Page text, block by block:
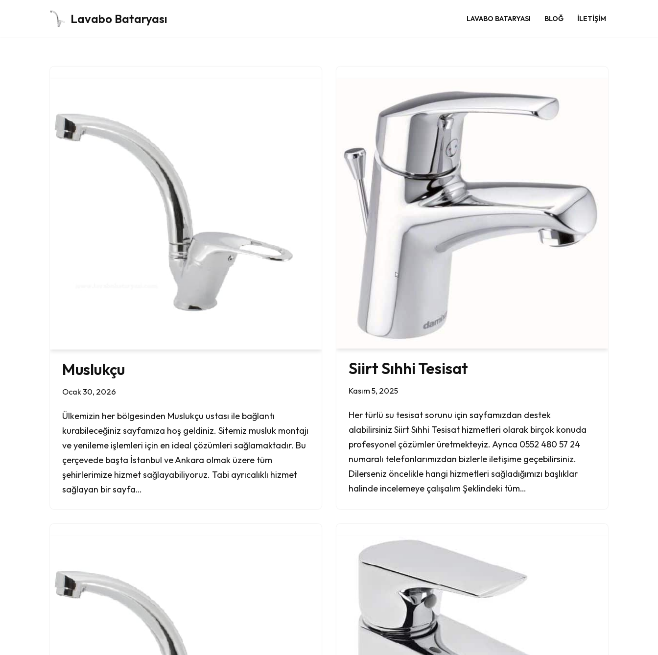
Lavabo Bataryası LAVABO BATARYASI BLOĞ İLETIŞIM
Muslukçu
Ocak 30, 2026
Ülkemizin her bölgesinden Muslukçu ustası ile bağlantı
kurabileceğiniz sayfamıza hoş geldiniz. Sitemiz musluk montajı
ve yenileme işlemleri için en ideal çözümleri sağlamaktadır. Bu
çerçevede başta İstanbul ve Ankara olmak üzere tüm
şehirlerimize hizmet sağlayabiliyoruz. Tabi ayrıcalıklı hizmet
sağlayan bir sayfa…
Siirt Sıhhi Tesisat
Kasım 5, 2025
Her türlü su tesisat sorunu için sayfamızdan destek
alabilirsiniz Siirt Sıhhi Tesisat hizmetleri olarak birçok konuda
profesyonel çözümler üretmekteyiz. Ayrıca 0552 480 57 24
numaralı telefonlarımızdan bizlerle iletişime geçebilirsiniz.
Dilerseniz öncelikle hangi hizmetleri sağladığımızı başlıklar
halinde incelemeye çalışalım Şeklindeki tüm…